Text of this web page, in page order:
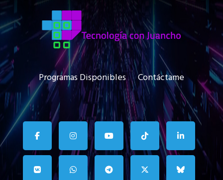
Programas Disponibles Contáctame